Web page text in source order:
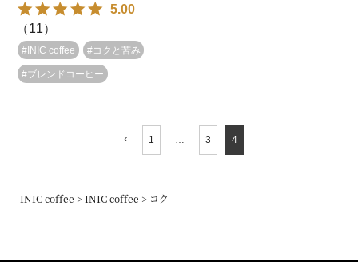
5.00
（11）
#INIC coffee #コクと苦み
#ブレンドコーヒー
1 3 4
INIC coffee INIC coffee コク